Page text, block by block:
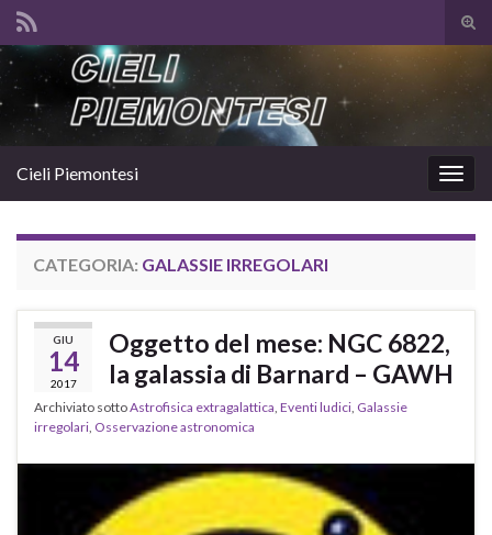
il
Search for:
la
Cieli Piemontesi
CATEGORIA: GALASSIE IRREGOLARI
GIU
14
2017
Oggetto del mese: NGC 6822,
la galassia di Barnard – GAWH
Archiviato sottoAstrofisica extragalattica, Eventi ludici, Galassie
irregolari, Osservazione astronomica